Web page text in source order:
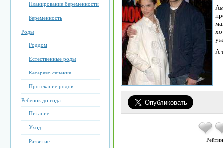
Планирование беременности
Беременность
Роды
Роддом
Естественные роды
Кесарево сечение
Протекание родов
Ребенок до года
Питание
Уход
Развитие
А